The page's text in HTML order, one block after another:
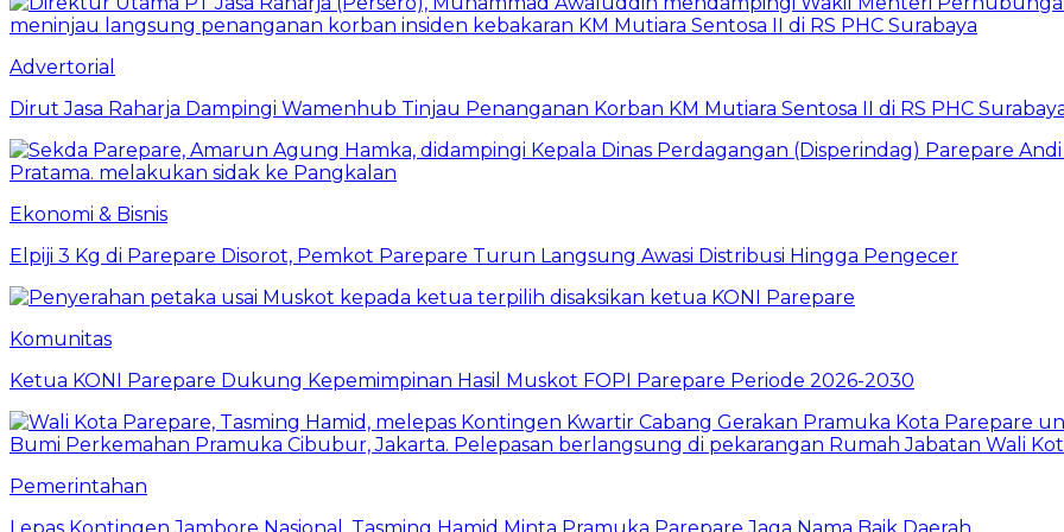
Advertorial
Dirut Jasa Raharja Dampingi Wamenhub Tinjau Penanganan Korban KM Mutiara Sentosa II di RS PHC
Ekonomi & Bisnis
Elpiji 3 Kg di Parepare Disorot, Pemkot Parepare Turun Langsung Awasi Distribusi Hingga Pengecer
Komunitas
Ketua KONI Parepare Dukung Kepemimpinan Hasil Muskot FOPI Parepare Periode 2026-2030
Pemerintahan